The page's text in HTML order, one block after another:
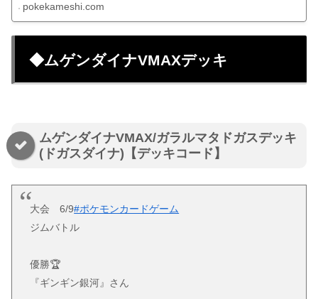
pokekameshi.com
◆ムゲンダイナVMAXデッキ
ムゲンダイナVMAX/ガラルマタドガスデッキ
(ドガスダイナ)【デッキコード】
大会 6/9#ポケモンカードゲーム
ジムバトル
優勝🏆
『ギンギン銀河』さん